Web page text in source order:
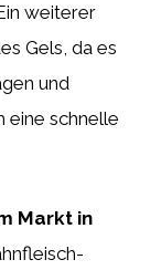
weiterer
Gels, da es
und
eine schnelle
Markt in